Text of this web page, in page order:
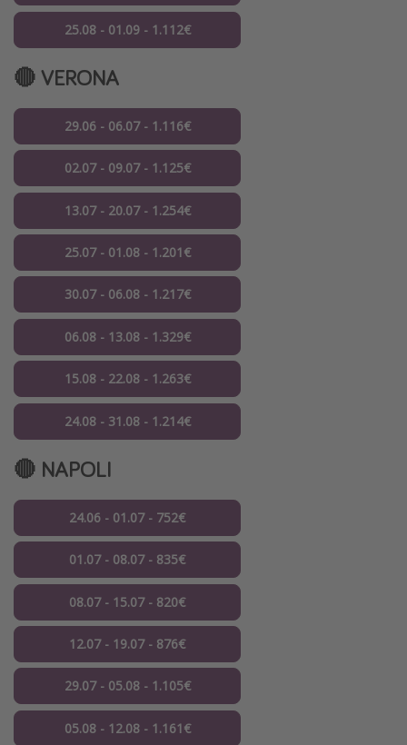
25.08 - 01.09 - 1.112€
🔴 VERONA
29.06 - 06.07 - 1.116€
02.07 - 09.07 - 1.125€
13.07 - 20.07 - 1.254€
25.07 - 01.08 - 1.201€
30.07 - 06.08 - 1.217€
06.08 - 13.08 - 1.329€
15.08 - 22.08 - 1.263€
24.08 - 31.08 - 1.214€
🔴 NAPOLI
24.06 - 01.07 - 752€
01.07 - 08.07 - 835€
08.07 - 15.07 - 820€
12.07 - 19.07 - 876€
29.07 - 05.08 - 1.105€
05.08 - 12.08 - 1.161€